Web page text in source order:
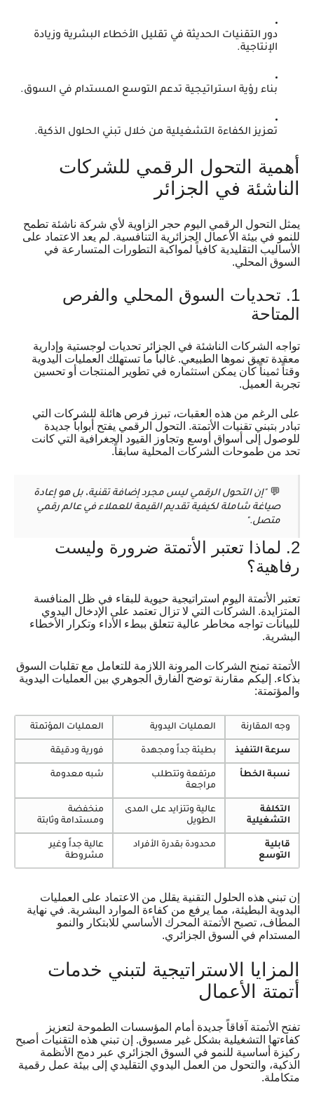
دور التقنيات الحديثة في تقليل الأخطاء البشرية وزيادة
الإنتاجية.
بناء رؤية استراتيجية تدعم التوسع المستدام في السوق.
تعزيز الكفاءة التشغيلية من خلال تبني الحلول الذكية.
أهمية التحول الرقمي للشركات
الناشئة في الجزائر
يمثل التحول الرقمي اليوم حجر الزاوية لأي شركة ناشئة تطمح
للنمو في بيئة الأعمال الجزائرية التنافسية. لم يعد الاعتماد على
الأساليب التقليدية كافياً لمواكبة التطورات المتسارعة في
السوق المحلي.
1. تحديات السوق المحلي والفرص
المتاحة
تواجه الشركات الناشئة في الجزائر تحديات لوجستية وإدارية
معقدة تعيق نموها الطبيعي. غالباً ما تستهلك العمليات اليدوية
وقتاً ثميناً كان يمكن استثماره في تطوير المنتجات أو تحسين
تجربة العميل.
على الرغم من هذه العقبات، تبرز فرص هائلة للشركات التي
تبادر بتبني تقنيات الأتمتة. التحول الرقمي يفتح أبواباً جديدة
للوصول إلى أسواق أوسع وتجاوز القيود الجغرافية التي كانت
تحد من طموحات الشركات المحلية سابقاً.
💬"إن التحول الرقمي ليس مجرد إضافة تقنية، بل هو إعادة
صياغة شاملة لكيفية تقديم القيمة للعملاء في عالم رقمي
متصل."
2. لماذا تعتبر الأتمتة ضرورة وليست
رفاهية؟
تعتبر الأتمتة اليوم استراتيجية حيوية للبقاء في ظل المنافسة
المتزايدة. الشركات التي لا تزال تعتمد على الإدخال اليدوي
للبيانات تواجه مخاطر عالية تتعلق ببطء الأداء وتكرار الأخطاء
البشرية.
الأتمتة تمنح الشركات المرونة اللازمة للتعامل مع تقلبات السوق
بذكاء. إليكم مقارنة توضح الفارق الجوهري بين العمليات اليدوية
والمؤتمتة:
وجه المقارنة العمليات اليدوية العمليات المؤتمتة
سرعة التنفيذ بطيئة جداً ومجهدة فورية ودقيقة
نسبة الخطأ
مرتفعة وتتطلب
مراجعة
شبه معدومة
التكلفة
التشغيلية
عالية وتتزايد على المدى
الطويل
منخفضة
ومستدامة وثابتة
قابلية
التوسع
محدودة بقدرة الأفراد
عالية جداً وغير
مشروطة
إن تبني هذه الحلول التقنية يقلل من الاعتماد على العمليات
اليدوية البطيئة، مما يرفع من كفاءة الموارد البشرية. في نهاية
المطاف، تصبح الأتمتة المحرك الأساسي للابتكار والنمو
المستدام في السوق الجزائري.
المزايا الاستراتيجية لتبني خدمات
أتمتة الأعمال
تفتح الأتمتة آفاقاً جديدة أمام المؤسسات الطموحة لتعزيز
كفاءتها التشغيلية بشكل غير مسبوق. إن تبني هذه التقنيات أصبح
ركيزة أساسية للنمو في السوق الجزائري عبر دمج الأنظمة
الذكية، والتحول من العمل اليدوي التقليدي إلى بيئة عمل رقمية
متكاملة.